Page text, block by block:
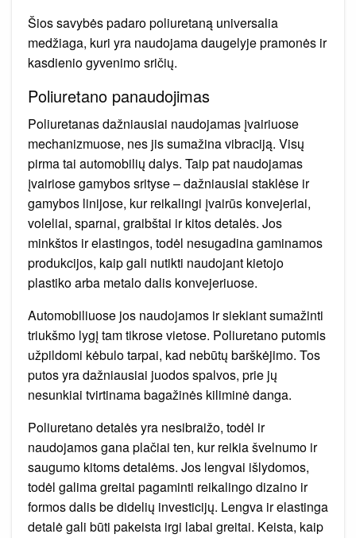
Šios savybės padaro poliuretaną universalia
medžiaga, kuri yra naudojama daugelyje pramonės ir
kasdienio gyvenimo sričių.
Poliuretano panaudojimas
Poliuretanas dažniausiai naudojamas įvairiuose
mechanizmuose, nes jis sumažina vibraciją. Visų
pirma tai automobilių dalys. Taip pat naudojamas
įvairiose gamybos srityse – dažniausiai staklėse ir
gamybos linijose, kur reikalingi įvairūs konvejeriai,
voleliai, sparnai, graibštai ir kitos detalės. Jos
minkštos ir elastingos, todėl nesugadina gaminamos
produkcijos, kaip gali nutikti naudojant kietojo
plastiko arba metalo dalis konvejeriuose.
Automobiliuose jos naudojamos ir siekiant sumažinti
triukšmo lygį tam tikrose vietose. Poliuretano putomis
užpildomi kėbulo tarpai, kad nebūtų barškėjimo. Tos
putos yra dažniausiai juodos spalvos, prie jų
nesunkiai tvirtinama bagažinės kiliminė danga.
Poliuretano detalės yra nesibraižo, todėl ir
naudojamos gana plačiai ten, kur reikia švelnumo ir
saugumo kitoms detalėms. Jos lengvai išlydomos,
todėl galima greitai pagaminti reikalingo dizaino ir
formos dalis be didelių investicijų. Lengva ir elastinga
detalė gali būti pakeista irgi labai greitai. Keista, kaip